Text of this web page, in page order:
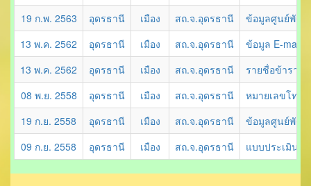
19 ก.พ. 2563
อุดรธานี เมือง สถ.จ.อุดรธานี
ข้อมูลศูนย์พัฒน
13 พ.ค. 2562
อุดรธานี เมือง สถ.จ.อุดรธานี
ข้อมูล E-mail
13 พ.ค. 2562
อุดรธานี เมือง สถ.จ.อุดรธานี
รายชื่อข้าราช
08 พ.ย. 2558
อุดรธานี เมือง สถ.จ.อุดรธานี
หมายเลขโทร
19 ก.ย. 2558
อุดรธานี เมือง สถ.จ.อุดรธานี
ข้อมูลศูนย์พัฒน
09 ก.ย. 2558
อุดรธานี เมือง สถ.จ.อุดรธานี แบบประเมินผ